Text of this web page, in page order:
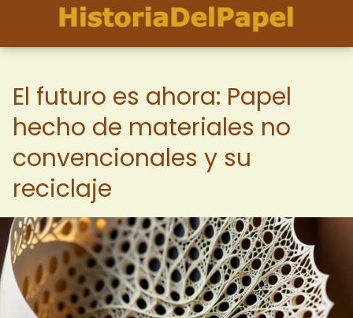
El futuro es ahora: Papel
hecho de materiales no
convencionales y su
reciclaje